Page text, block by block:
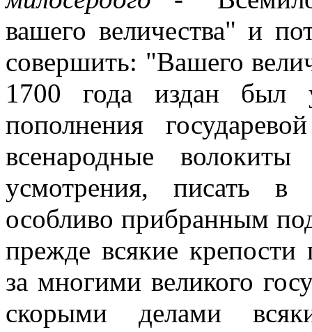
вашего величества" и
совершить: "Вашего
1700 года издан был
пополнения
всенародные
усмотрения, писать в
особливо прибранным
прежде всякие крепости
за многими великого
скорыми делами